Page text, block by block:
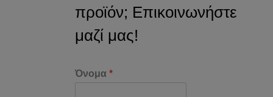
προϊόν; Επικοινωνήστε
μαζί μας!
Όνομα *